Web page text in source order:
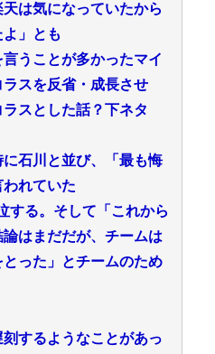
天は気になっていたから
」とも
うことが多かったマイ
スを反省・成長させ
スとした話？下ネタ
石川と並び、「最も悔
れていた
る。そして「これから
はまだだが、チームは
った」とチームのため
するようなことがあっ